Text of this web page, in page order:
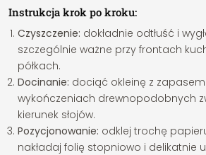
Instrukcja krok po kroku:
Czyszczenie: dokładnie odtłuść i
szczególnie ważne przy frontach
półkach.
Docinanie: dociąć okleinę z
wykończeniach drewnopodobnych
kierunek słojów.
Pozycjonowanie: odklej trochę
nakładaj folię stopniowo i delikatnie